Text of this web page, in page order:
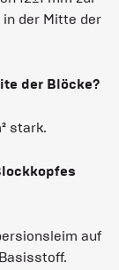
der Mitte der
der Blöcke?
stark.
auf